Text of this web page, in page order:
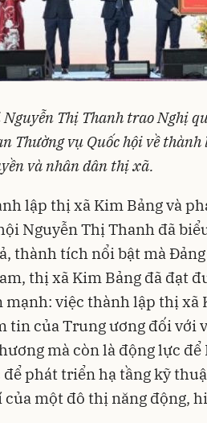
Nguyễn Thị Thanh trao Nghị
Thường vụ Quốc hội về
và nhân dân thị xã.
lập thị xã Kim Bảng và
Nguyễn Thị Thanh đã
thành tích nổi bật mà
thị xã Kim Bảng đã đạt
mạnh: việc thành lập thị xã
tin của Trung ương đối với
mà còn là động lực
phát triển hạ tầng kỹ
một đô thị năng động,